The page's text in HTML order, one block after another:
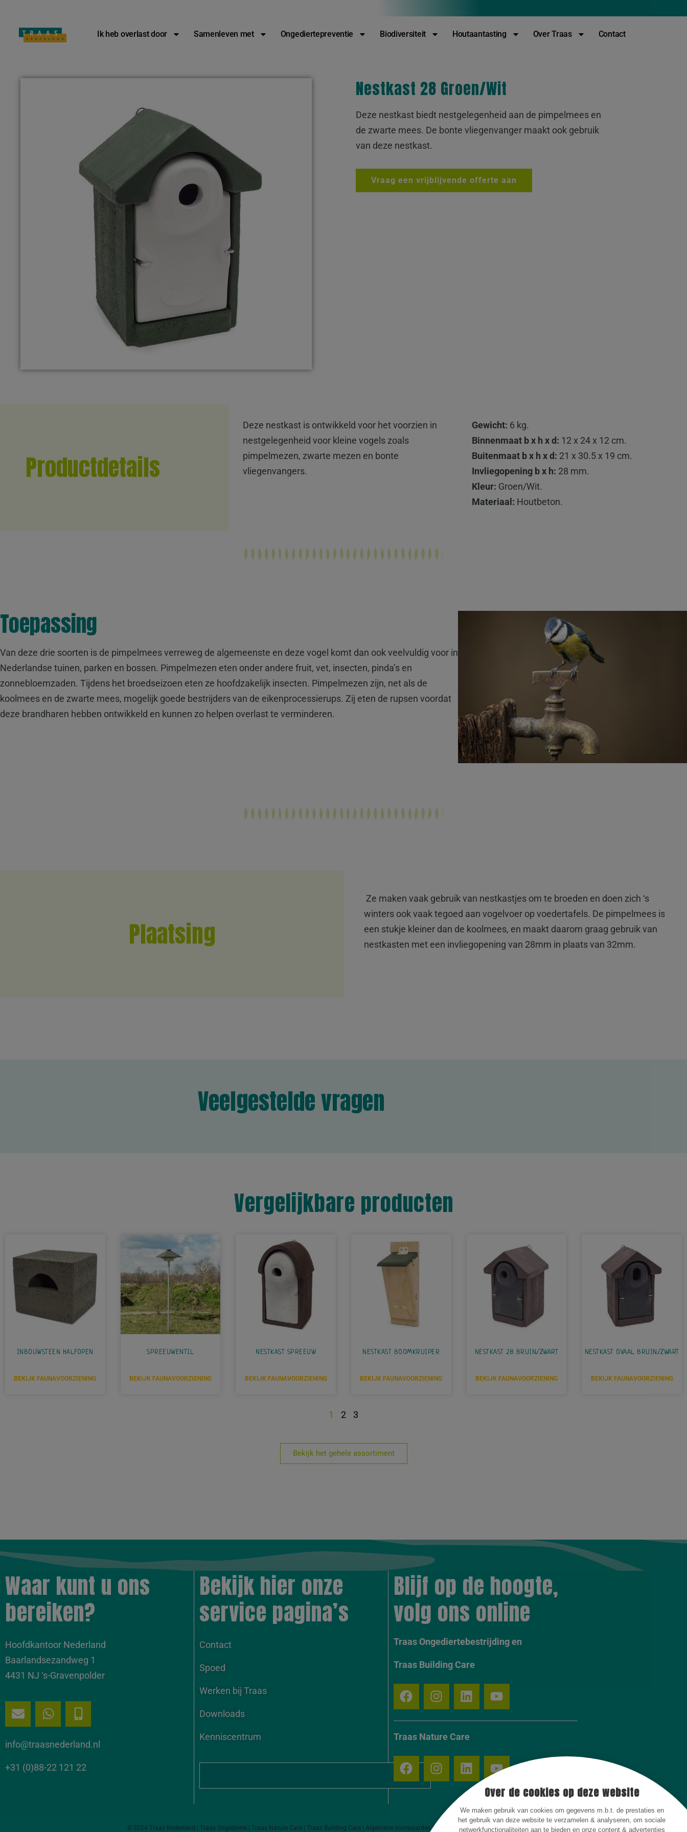
Over de cookies op deze website
We maken gebruik van cookies om gegevens m.b.t. de prestaties en
het gebruik van deze website te verzamelen & analyseren, om sociale
netwerkfunctionaliteiten aan te bieden en onze content & advertenties
Ik heb overlast door Samenleven met Ongediertepreventie Biodiversiteit Houtaantasting Over Traas Contact
Nestkast 28 Groen/Wit
Deze nestkast biedt nestgelegenheid aan de pimpelmees en
de zwarte mees. De bonte vliegenvanger maakt ook gebruik
van deze nestkast.
Vraag een vrijblijvende offerte aan
Productdetails
Deze nestkast is ontwikkeld voor het voorzien in
nestgelegenheid voor kleine vogels zoals
pimpelmezen, zwarte mezen en bonte
vliegenvangers.
Gewicht: 6 kg.
Binnenmaat b x h x d: 12 x 24 x 12 cm.
Buitenmaat b x h x d: 21 x 30.5 x 19 cm.
Invliegopening b x h: 28 mm.
Kleur: Groen/Wit.
Materiaal: Houtbeton.
Toepassing
Van deze drie soorten is de pimpelmees verreweg de algemeenste en deze vogel komt dan ook veelvuldig voor in
Nederlandse tuinen, parken en bossen. Pimpelmezen eten onder andere fruit, vet, insecten, pinda’s en
zonnebloemzaden. Tijdens het broedseizoen eten ze hoofdzakelijk insecten. Pimpelmezen zijn, net als de
koolmees en de zwarte mees, mogelijk goede bestrijders van de eikenprocessierups. Zij eten de rupsen voordat
deze brandharen hebben ontwikkeld en kunnen zo helpen overlast te verminderen.
Plaatsing
Ze maken vaak gebruik van nestkastjes om te broeden en doen zich ‘s
winters ook vaak tegoed aan vogelvoer op voedertafels. De pimpelmees is
een stukje kleiner dan de koolmees, en maakt daarom graag gebruik van
nestkasten met een invliegopening van 28mm in plaats van 32mm.
Veelgestelde vragen
Vergelijkbare producten
INBOUWSTEEN HALFOPEN
BEKIJK FAUNAVOORZIENING
SPREEUWENTIL
BEKIJK FAUNAVOORZIENING
NESTKAST SPREEUW
BEKIJK FAUNAVOORZIENING
NESTKAST BOOMKRUIPER
BEKIJK FAUNAVOORZIENING
NESTKAST 28 BRUIN/ZWART
BEKIJK FAUNAVOORZIENING
NESTKAST OVAAL BRUIN/ZWART
BEKIJK FAUNAVOORZIENING
1 2 3
Bekijk het gehele assortiment
Waar kunt u ons
bereiken?
Hoofdkantoor Nederland
Baarlandsezandweg 1
4431 NJ ‘s-Gravenpolder
info@traasnederland.nl
+31 (0)88-22 121 22
Bekijk hier onze
service pagina’s
Contact
Spoed
Werken bij Traas
Downloads
Kenniscentrum
Blijf op de hoogte,
volg ons online
Traas Ongediertebestrijding en
Traas Building Care
Traas Nature Care
© 2024 Traas Nederland Traas Ongedierte| Traas Nature Care| Traas Building Care| Algemene voorwaarden|Privacy